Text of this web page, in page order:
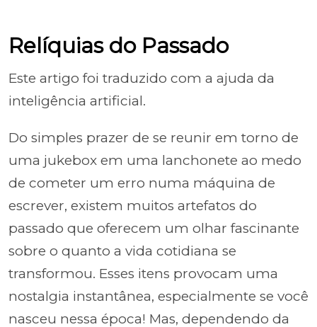
Relíquias do Passado
Este artigo foi traduzido com a ajuda da
inteligência artificial.
Do simples prazer de se reunir em torno de
uma jukebox em uma lanchonete ao medo
de cometer um erro numa máquina de
escrever, existem muitos artefatos do
passado que oferecem um olhar fascinante
sobre o quanto a vida cotidiana se
transformou. Esses itens provocam uma
nostalgia instantânea, especialmente se você
nasceu nessa época! Mas, dependendo da